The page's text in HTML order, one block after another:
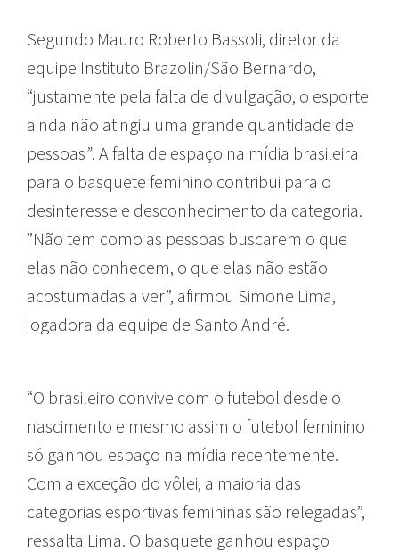
Segundo Mauro Roberto Bassoli, diretor da
equipe Instituto Brazolin/São Bernardo,
“justamente pela falta de divulgação, o esporte
ainda não atingiu uma grande quantidade de
pessoas”. A falta de espaço na mídia brasileira
para o basquete feminino contribui para o
desinteresse e desconhecimento da categoria.
”Não tem como as pessoas buscarem o que
elas não conhecem, o que elas não estão
acostumadas a ver”, afirmou Simone Lima,
jogadora da equipe de Santo André.
“O brasileiro convive com o futebol desde o
nascimento e mesmo assim o futebol feminino
só ganhou espaço na mídia recentemente.
Com a exceção do vôlei, a maioria das
categorias esportivas femininas são relegadas”,
ressalta Lima. O basquete ganhou espaço